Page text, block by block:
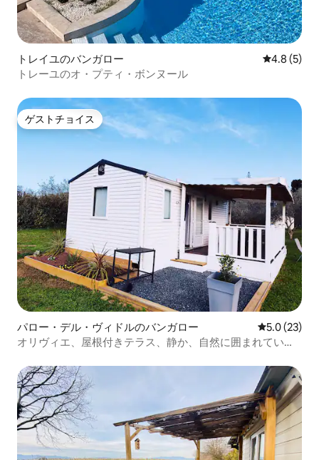
トレイユのバンガロー レビュー5
4.8 (5)
トレーユのオ・プティ・ボンヌール
ゲストチョイス
ゲストチョイス
パロー・デル・ヴィドルのバンガロー レビュー23
5.0 (23)
オリヴィエ、屋根付きテラス、静か、自然に囲まれていま